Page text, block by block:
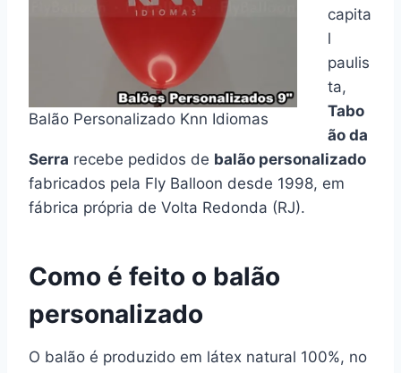
Balão Personalizado Knn Idiomas
capita
l
paulis
ta,
Tabo
ão da
Serra recebe pedidos de balão personalizado
fabricados pela Fly Balloon desde 1998, em
fábrica própria de Volta Redonda (RJ).
Como é feito o balão
personalizado
O balão é produzido em látex natural 100%, no